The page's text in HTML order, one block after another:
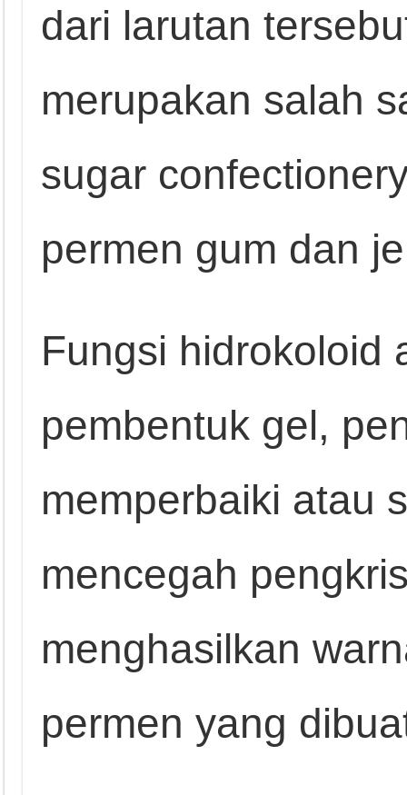
dari larutan
merupakan salah
sugar
permen gum dan
Fungsi hidrokoloid
pembentuk gel,
memperbaiki atau
mencegah
menghasilkan
permen yang